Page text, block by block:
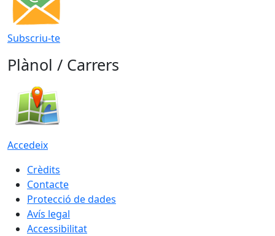
Subscriu-te
Plànol / Carrers
Accedeix
Crèdits
Contacte
Protecció de dades
Avís legal
Accessibilitat